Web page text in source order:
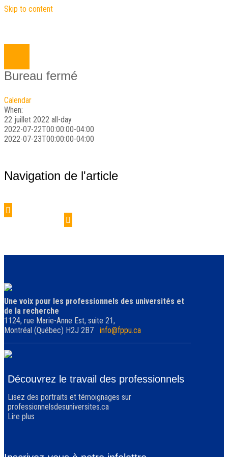
Skip to content
Bureau fermé
Calendar
When:
22 juillet 2022 all-day
2022-07-22T00:00:00-04:00
2022-07-23T00:00:00-04:00
Navigation de l'article
Une voix pour les professionnels des universités et
de la recherche
1124, rue Marie-Anne Est, suite 21,
Montréal (Québec) H2J 2B7 info@fppu.ca
Découvrez le travail des professionnels
Lisez des portraits et témoignages sur
professionnelsdesuniversites.ca
Lire plus